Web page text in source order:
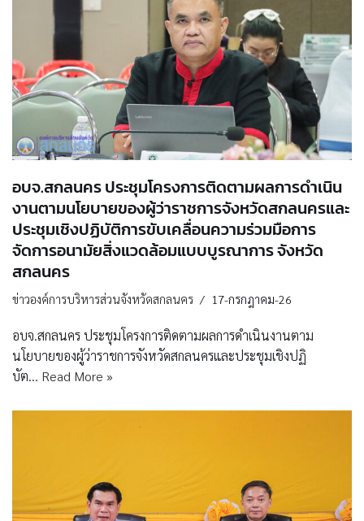
อบจ.สกลนคร ประชุมโครงการติดตามผลการดำเนิน
งานตามนโยบายของผู้ว่าราชการจังหวัดสกลนครและ
ประชุมเชิงปฏิบัติการขับเคลื่อนความร่วมมือการ
จัดการอนามัยสิ่งแวดล้อมแบบบูรณาการ จังหวัด
สกลนคร
ข่าวองค์การบริหารส่วนจังหวัดสกลนคร 17-กรกฎาคม-26
อบจ.สกลนคร ประชุมโครงการติดตามผลการดำเนินงานตาม
นโยบายของผู้ว่าราชการจังหวัดสกลนครและประชุมเชิงปฏิ
บัต… Read More »